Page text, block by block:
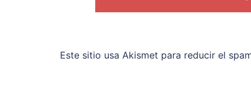
Este sitio usa Akismet para reducir el